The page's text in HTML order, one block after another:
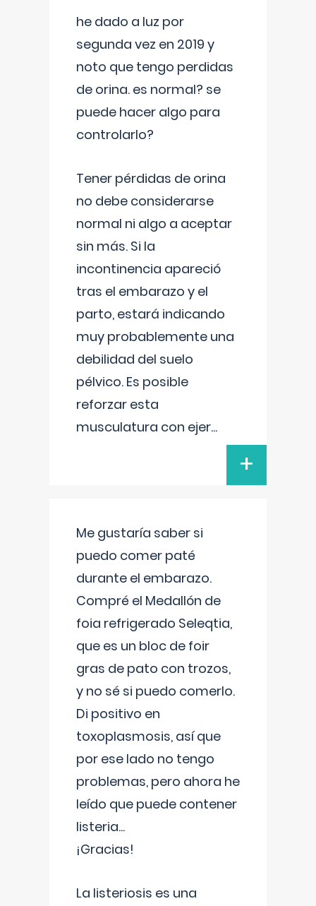
he dado a luz por
segunda vez en 2019 y
noto que tengo perdidas
de orina. es normal? se
puede hacer algo para
controlarlo?
Tener pérdidas de orina
no debe considerarse
normal ni algo a aceptar
sin más. Si la
incontinencia apareció
tras el embarazo y el
parto, estará indicando
muy probablemente una
debilidad del suelo
pélvico. Es posible
reforzar esta
musculatura con ejer...
+
Me gustaría saber si
puedo comer paté
durante el embarazo.
Compré el Medallón de
foia refrigerado Seleqtia,
que es un bloc de foir
gras de pato con trozos,
y no sé si puedo comerlo.
Di positivo en
toxoplasmosis, así que
por ese lado no tengo
problemas, pero ahora he
leído que puede contener
listeria...
¡Gracias!
La listeriosis es una